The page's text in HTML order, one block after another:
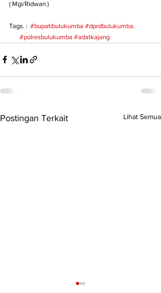
( Mgi/Ridwan )
Tags. : #bupatibulukumba #dprdbulukumba.
#polresbulukumba #adatkajang
Postingan Terkait Lihat Semua